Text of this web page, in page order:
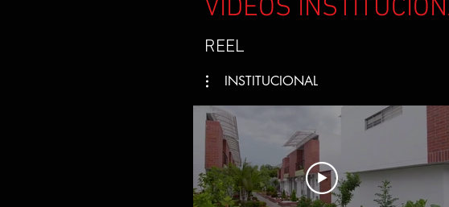
VIDEOS
REEL
INSTITUCIONAL